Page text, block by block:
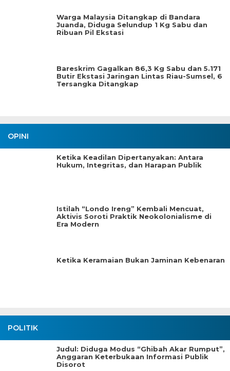
Warga Malaysia Ditangkap di Bandara
Juanda, Diduga Selundup 1 Kg Sabu dan
Ribuan Pil Ekstasi
Bareskrim Gagalkan 86,3 Kg Sabu dan 5.171
Butir Ekstasi Jaringan Lintas Riau-Sumsel, 6
Tersangka Ditangkap
OPINI
Ketika Keadilan Dipertanyakan: Antara
Hukum, Integritas, dan Harapan Publik
Istilah “Londo Ireng” Kembali Mencuat,
Aktivis Soroti Praktik Neokolonialisme di
Era Modern
Ketika Keramaian Bukan Jaminan Kebenaran
POLITIK
Judul: Diduga Modus “Ghibah Akar Rumput”,
Anggaran Keterbukaan Informasi Publik
Disorot